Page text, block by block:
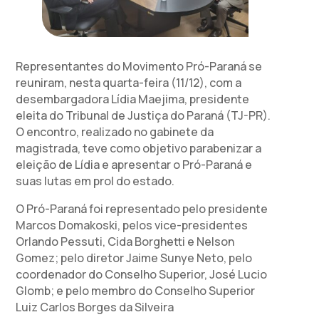
Representantes do Movimento Pró-Paraná se
reuniram, nesta quarta-feira (11/12), com a
desembargadora Lídia Maejima, presidente
eleita do Tribunal de Justiça do Paraná (TJ-PR).
O encontro, realizado no gabinete da
magistrada, teve como objetivo parabenizar a
eleição de Lídia e apresentar o Pró-Paraná e
suas lutas em prol do estado.
O Pró-Paraná foi representado pelo presidente
Marcos Domakoski, pelos vice-presidentes
Orlando Pessuti, Cida Borghetti e Nelson
Gomez; pelo diretor Jaime Sunye Neto, pelo
coordenador do Conselho Superior, José Lucio
Glomb; e pelo membro do Conselho Superior
Luiz Carlos Borges da Silveira